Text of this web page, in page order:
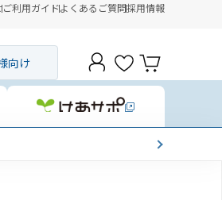
ご利用ガイドよくあるご質問採用情報
向け